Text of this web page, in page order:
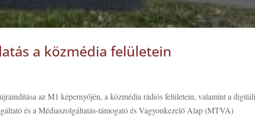
a közmédia felületein
az M1 képernyőjén, a közmédia rádiós felületein, valamint a
és a Médiaszolgáltatás-támogató és Vagyonkezelő Alap (MTVA)